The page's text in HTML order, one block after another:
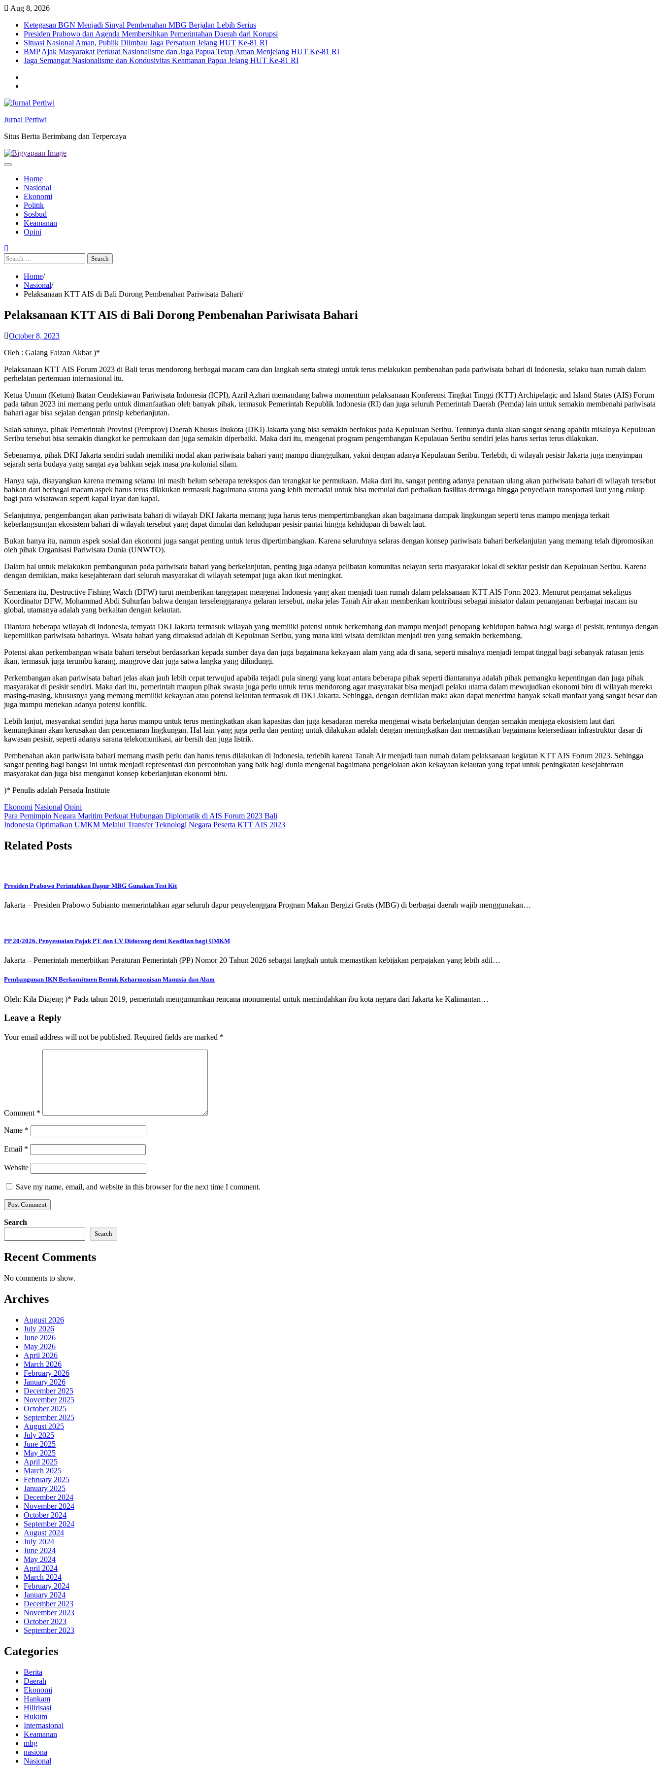
Skip
content
Aug 8, 2026
Ketegasan BGN Menjadi Sinyal Pembenahan MBG Berjalan Lebih Serius
Presiden Prabowo dan Agenda Membersihkan Pemerintahan Daerah dari Korupsi
Situasi Nasional Aman, Publik Diimbau Jaga Persatuan Jelang HUT Ke-81 RI
BMP Ajak Masyarakat Perkuat Nasionalisme dan Jaga Papua Tetap Aman Menjelang HUT Ke-81 RI
Jaga Semangat Nasionalisme dan Kondusivitas Keamanan Papua Jelang HUT Ke-81 RI
Jurnal Pertiwi
Situs Berita Berimbang dan Terpercaya
Home
Nasional
Ekonomi
Politik
Sosbud
Keamanan
Opini
Search
for:
Home
Nasional
Pelaksanaan KTT AIS di Bali Dorong Pembenahan Pariwisata Bahari
Pelaksanaan KTT AIS di Bali Dorong Pembenahan Pariwisata Bahari
October 8, 2023
Oleh : Galang Faizan Akbar )*
Pelaksanaan KTT AIS Forum 2023 di Bali terus mendorong berbagai macam cara dan langkah serta strategi untuk terus melakukan pembenahan pada pariwisata bahari di Indonesia, selaku tuan rumah dalam
perhelatan pertemuan internasional itu.
Ketua Umum (Ketum) Ikatan Cendekiawan Pariwisata Indonesia (ICPI), Azril Azhari memandang bahwa momentum pelaksanaan Konferensi Tingkat Tinggi (KTT) Archipelagic and Island States (AIS) Forum
pada tahun 2023 ini memang perlu untuk dimanfaatkan oleh banyak pihak, termasuk Pemerintah Republik Indonesia (RI) dan juga seluruh Pemerintah Daerah (Pemda) lain untuk semakin membenahi pariwisata
bahari agar bisa sejalan dengan prinsip keberlanjutan.
Salah satunya, pihak Pemerintah Provinsi (Pemprov) Daerah Khusus Ibukota (DKI) Jakarta yang bisa semakin berfokus pada Kepulauan Seribu. Tentunya dunia akan sangat senang apabila misalnya Kepulauan
Seribu tersebut bisa semakin diangkat ke permukaan dan juga semakin diperbaiki. Maka dari itu, mengenai program pengembangan Kepulauan Seribu sendiri jelas harus serius terus dilakukan.
Sebenarnya, pihak DKI Jakarta sendiri sudah memiliki modal akan pariwisata bahari yang mampu diunggulkan, yakni dengan adanya Kepulauan Seribu. Terlebih, di wilayah pesisir Jakarta juga menyimpan
sejarah serta budaya yang sangat aya bahkan sejak masa pra-kolonial silam.
Hanya saja, disayangkan karena memang selama ini masih belum seberapa terekspos dan terangkat ke permukaan. Maka dari itu, sangat penting adanya penataan ulang akan pariwisata bahari di wilayah tersebut
bahkan dari berbagai macam aspek harus terus dilakukan termasuk bagaimana sarana yang lebih memadai untuk bisa memulai dari perbaikan fasilitas dermaga hingga penyediaan transportasi laut yang cukup
bagi para wisatawan seperti kapal layar dan kapal.
Selanjutnya, pengembangan akan pariwisata bahari di wilayah DKI Jakarta memang juga harus terus mempertimbangkan akan bagaimana dampak lingkungan seperti terus mampu menjaga terkait
keberlangsungan ekosistem bahari di wilayah tersebut yang dapat dimulai dari kehidupan pesisir pantai hingga kehidupan di bawah laut.
Bukan hanya itu, namun aspek sosial dan ekonomi juga sangat penting untuk terus dipertimbangkan. Karena seluruhnya selaras dengan konsep pariwisata bahari berkelanjutan yang memang telah dipromosikan
oleh pihak Organisasi Pariwisata Dunia (UNWTO).
Dalam hal untuk melakukan pembangunan pada pariwisata bahari yang berkelanjutan, penting juga adanya pelibatan komunitas nelayan serta masyarakat lokal di sekitar pesisir dan Kepulauan Seribu. Karena
dengan demikian, maka kesejahteraan dari seluruh masyarakat di wilayah setempat juga akan ikut meningkat.
Sementara itu, Destructive Fishing Watch (DFW) turut memberikan tanggapan mengenai Indonesia yang akan menjadi tuan rumah dalam pelaksanaan KTT AIS Form 2023. Menurut pengamat sekaligus
Koordinator DFW, Mohammad Abdi Suhurfan bahwa dengan terselenggaranya gelaran tersebut, maka jelas Tanah Air akan memberikan kontribusi sebagai inisiator dalam penanganan berbagai macam isu
global, utamanya adalah yang berkaitan dengan kelautan.
Diantara beberapa wilayah di Indonesia, ternyata DKI Jakarta termasuk wilayah yang memiliki potensi untuk berkembang dan mampu menjadi penopang kehidupan bahwa bagi warga di pesisir, tentunya dengan
kepemilikan pariwisata baharinya. Wisata bahari yang dimaksud adalah di Kepulauan Seribu, yang mana kini wisata demikian menjadi tren yang semakin berkembang.
Potensi akan perkembangan wisata bahari tersebut berdasarkan kepada sumber daya dan juga bagaimana kekayaan alam yang ada di sana, seperti misalnya menjadi tempat tinggal bagi sebanyak ratusan jenis
ikan, termasuk juga terumbu karang, mangrove dan juga satwa langka yang dilindungi.
Perkembangan akan pariwisata bahari jelas akan jauh lebih cepat terwujud apabila terjadi pula sinergi yang kuat antara beberapa pihak seperti diantaranya adalah pihak pemangku kepentingan dan juga pihak
masyarakat di pesisir sendiri. Maka dari itu, pemerintah maupun pihak swasta juga perlu untuk terus mendorong agar masyarakat bisa menjadi pelaku utama dalam mewujudkan ekonomi biru di wilayah mereka
masing-masing, khususnya yang memang memiliki kekayaan atau potensi kelautan termasuk di DKI Jakarta. Sehingga, dengan demikian maka akan dapat menerima banyak sekali manfaat yang sangat besar dan
juga mampu menekan adanya potensi konflik.
Lebih lanjut, masyarakat sendiri juga harus mampu untuk terus meningkatkan akan kapasitas dan juga kesadaran mereka mengenai wisata berkelanjutan dengan semakin menjaga ekosistem laut dari
kemungkinan akan kerusakan dan pencemaran lingkungan. Hal lain yang juga perlu dan penting untuk dilakukan adalah dengan meningkatkan dan memastikan bagaimana ketersediaan infrastruktur dasar di
kawasan pesisir, seperti adanya sarana telekomunikasi, air bersih dan juga listrik.
Pembenahan akan pariwisata bahari memang masih perlu dan harus terus dilakukan di Indonesia, terlebih karena Tanah Air menjadi tuan rumah dalam pelaksanaan kegiatan KTT AIS Forum 2023. Sehingga
sangat penting bagi bangsa ini untuk menjadi representasi dan percontohan yang baik bagi dunia mengenai bagaimana pengelolaan akan kekayaan kelautan yang tepat untuk peningkatan kesejahteraan
masyarakat dan juga bisa menganut konsep keberlanjutan ekonomi biru.
)* Penulis adalah Persada Institute
Ekonomi Nasional Opini
Post
navigation
Para Pemimpin Negara Maritim Perkuat Hubungan Diplomatik di AIS Forum 2023 Bali
Indonesia Optimalkan UMKM Melalui Transfer Teknologi Negara Peserta KTT AIS 2023
Related Posts
Presiden Prabowo Perintahkan Dapur MBG Gunakan Test Kit
Jakarta – Presiden Prabowo Subianto memerintahkan agar seluruh dapur penyelenggara Program Makan Bergizi Gratis (MBG) di berbagai daerah wajib menggunakan…
PP 20/2026, Penyesuaian Pajak PT dan CV Didorong demi Keadilan bagi UMKM
Jakarta – Pemerintah menerbitkan Peraturan Pemerintah (PP) Nomor 20 Tahun 2026 sebagai langkah untuk memastikan kebijakan perpajakan yang lebih adil…
Pembangunan IKN Berkomitmen Bentuk Keharmonisan Manusia dan Alam
Oleh: Kila Diajeng )* Pada tahun 2019, pemerintah mengumumkan rencana monumental untuk memindahkan ibu kota negara dari Jakarta ke Kalimantan…
Leave a Reply
Your email address will not be published. Required fields are marked *
Comment *
Name *
Email *
Website
Save my name, email, and website in this browser for the next time I comment.
Search
Search
Recent Comments
No comments to show.
Archives
August 2026
July 2026
June 2026
May 2026
April 2026
March 2026
February 2026
January 2026
December 2025
November 2025
October 2025
September 2025
August 2025
July 2025
June 2025
May 2025
April 2025
March 2025
February 2025
January 2025
December 2024
November 2024
October 2024
September 2024
August 2024
July 2024
June 2024
May 2024
April 2024
March 2024
February 2024
January 2024
December 2023
November 2023
October 2023
September 2023
Categories
Berita
Daerah
Ekonomi
Hankam
Hilirisasi
Hukum
Internasional
Keamanan
mbg
nasiona
Nasional